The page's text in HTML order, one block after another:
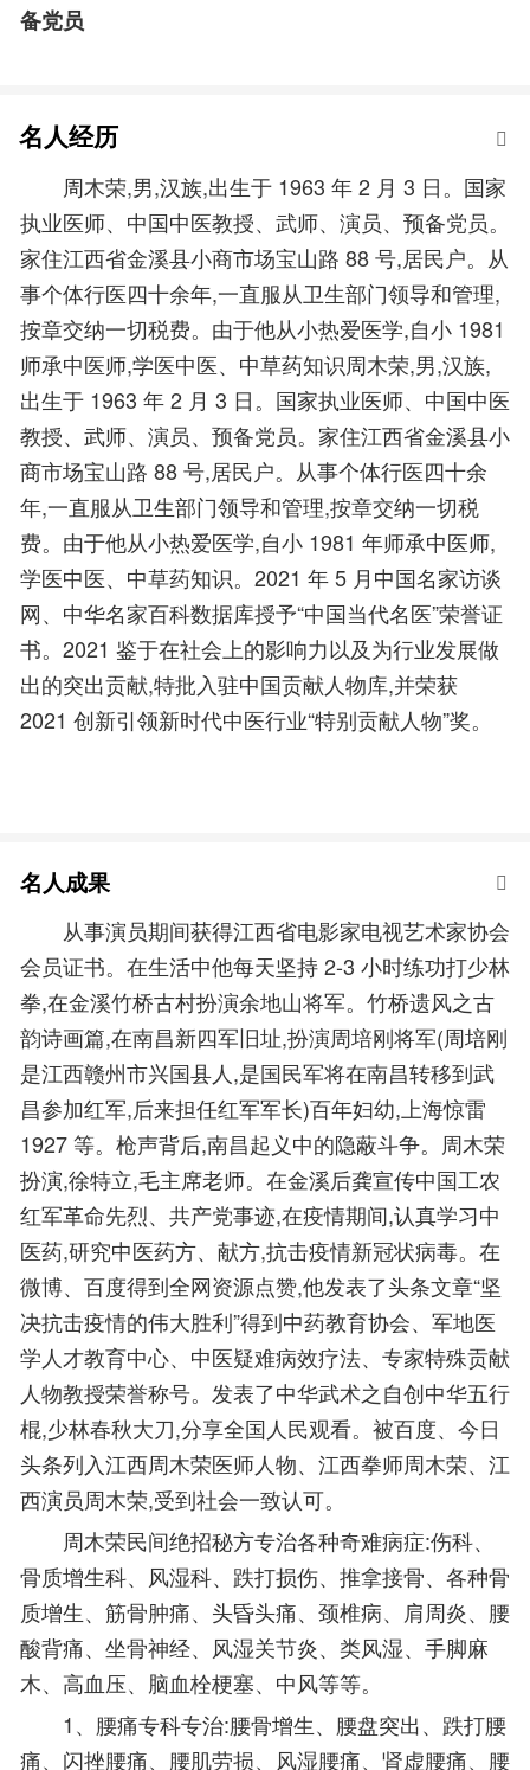
备党员
名人经历
周木荣,男,汉族,出生于 1963 年 2 月 3 日。国家
执业医师、中国中医教授、武师、演员、预备党员。
家住江西省金溪县小商市场宝山路 88 号,居民户。从
事个体行医四十余年,一直服从卫生部门领导和管理,
按章交纳一切税费。由于他从小热爱医学,自小 1981
师承中医师,学医中医、中草药知识周木荣,男,汉族,
出生于 1963 年 2 月 3 日。国家执业医师、中国中医
教授、武师、演员、预备党员。家住江西省金溪县小
商市场宝山路 88 号,居民户。从事个体行医四十余
年,一直服从卫生部门领导和管理,按章交纳一切税
费。由于他从小热爱医学,自小 1981 年师承中医师,
学医中医、中草药知识。2021 年 5 月中国名家访谈
网、中华名家百科数据库授予“中国当代名医”荣誉证
书。2021 鉴于在社会上的影响力以及为行业发展做
出的突出贡献,特批入驻中国贡献人物库,并荣获
2021 创新引领新时代中医行业“特别贡献人物”奖。
名人成果
从事演员期间获得江西省电影家电视艺术家协会
会员证书。在生活中他每天坚持 2-3 小时练功打少林
拳,在金溪竹桥古村扮演余地山将军。竹桥遗风之古
韵诗画篇,在南昌新四军旧址,扮演周培刚将军(周培刚
是江西赣州市兴国县人,是国民军将在南昌转移到武
昌参加红军,后来担任红军军长)百年妇幼,上海惊雷
1927 等。枪声背后,南昌起义中的隐蔽斗争。周木荣
扮演,徐特立,毛主席老师。在金溪后龚宣传中国工农
红军革命先烈、共产党事迹,在疫情期间,认真学习中
医药,研究中医药方、献方,抗击疫情新冠状病毒。在
微博、百度得到全网资源点赞,他发表了头条文章“坚
决抗击疫情的伟大胜利”得到中药教育协会、军地医
学人才教育中心、中医疑难病效疗法、专家特殊贡献
人物教授荣誉称号。发表了中华武术之自创中华五行
棍,少林春秋大刀,分享全国人民观看。被百度、今日
头条列入江西周木荣医师人物、江西拳师周木荣、江
西演员周木荣,受到社会一致认可。
周木荣民间绝招秘方专治各种奇难病症:伤科、
骨质增生科、风湿科、跌打损伤、推拿接骨、各种骨
质增生、筋骨肿痛、头昏头痛、颈椎病、肩周炎、腰
酸背痛、坐骨神经、风湿关节炎、类风湿、手脚麻
木、高血压、脑血栓梗塞、中风等等。
1、腰痛专科专治:腰骨增生、腰盘突出、跌打腰
痛、闪挫腰痛、腰肌劳损、风湿腰痛、肾虚腰痛、腰